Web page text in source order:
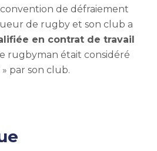
de défraiement
de rugby et son club a
en contrat de travail
rugbyman était considéré
par son club.